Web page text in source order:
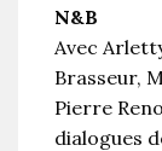
N&B
Avec
Brasseur,
Pierre
dialogues